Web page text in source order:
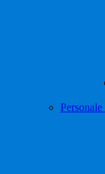
Personale